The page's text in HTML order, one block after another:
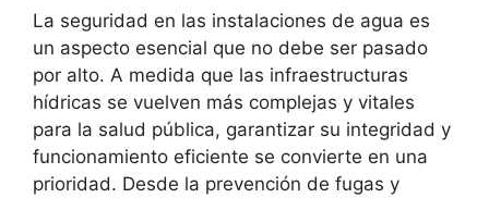
La seguridad en las instalaciones de agua es
un aspecto esencial que no debe ser pasado
por alto. A medida que las infraestructuras
hídricas se vuelven más complejas y vitales
para la salud pública, garantizar su integridad y
funcionamiento eficiente se convierte en una
prioridad. Desde la prevención de fugas y